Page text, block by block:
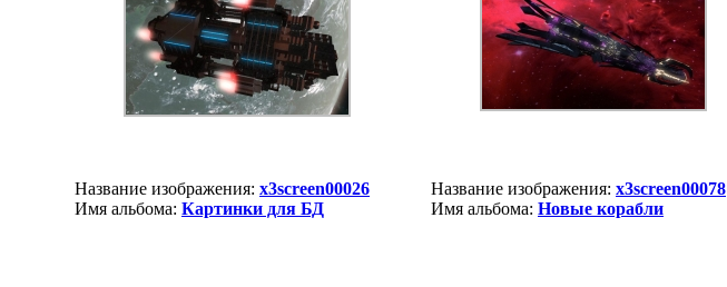
Название изображения: x3screen00026
Имя альбома: Картинки для БД
Название изображения: x3screen00078
Имя альбома: Новые корабли